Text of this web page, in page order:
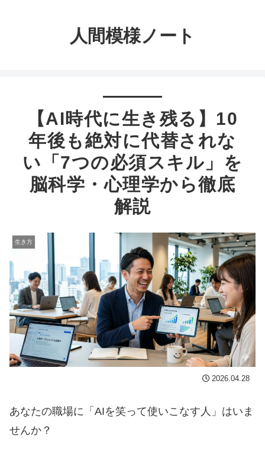
人間模様ノート
【AI時代に生き残る】10
年後も絶対に代替されな
い「7つの必須スキル」を
脳科学・心理学から徹底
解説
生き方
2026.04.28
あなたの職場に「AIを笑って使いこなす人」はいま
せんか？